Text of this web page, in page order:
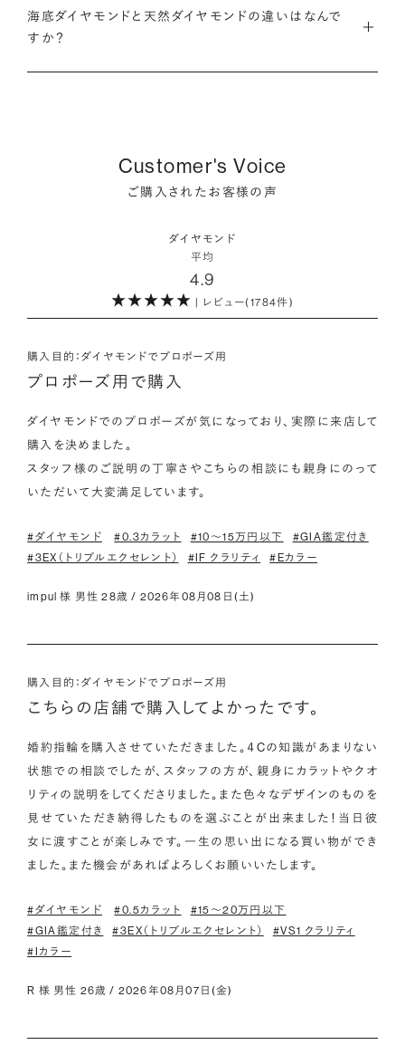
アフターサービスについて
を実現。一石ごとの価格・品質情報もすべて公開しています。
・婚約指輪・婚約ネックレスに留める一石を自分で選べる
も納得するあなただけの一石を探し婚約指輪・婚約ネックレス
をオーダーしていただけます。
婚約指輪用のすべてのダイヤモンドに、国内外の信頼性の高い
鑑定機関が発行した鑑定書が付き、品質が保証されます。
婚約指輪にさらなる華やかさを添える小ぶりなダイヤモンドも、
一般的にブライダルで使われる品質以上のもののみを厳選して
わたしたちのダイヤモンドについて
ことは非常に重要です。鑑定書はブランドや店舗が独自に発行
するものではなく、信頼のおける第三者鑑定機関によって発行
が可能かも確認しておきたいポイントです。
ダイヤモンドの品質に正解はありません。すべてにおいて最高
級の水準を求める方もいらっしゃれば、予算を最大限にいかす
ためにカラットなど特定の品質に重点を置き選びたい方もいら
っしゃいます。ブランドや店舗で扱っているダイヤモンドの品質
いることで、より満足度の高い決断ができるはずです。
ただ売れ筋をおすすめするのではなく、ご自身の希望やニーズ
を踏まえて最適な提案をしてくれる店舗を選べると、心から納得
できるダイヤモンド選びにつながります。
「生み出される環境」と「生成されるまでにかかる時間」です。
どちらも単一元素（炭素）で出来ているため、物理的にも光学的
海底ダイヤモンドと天然ダイヤモンドの違いはなんで
すか？
海底ダイヤモンドは、環境負荷とスタッフの安全に配慮した採
また海底ダイヤモンドには品質鑑定書とは別に、ダイヤモンド
の採取場所が記載された独自の証明書が付属します。
詳しくはこちら
Customer's Voice
ご購入されたお客様の声
ダイヤモンド
平均
4.9
| レビュー(1784件)
購入目的：ダイヤモンドでプロポーズ用
プロポーズ用で購入
ダイヤモンドでのプロポーズが気になっており、実際に来店して
購入を決めました。
スタッフ様のご説明の丁寧さやこちらの相談にも親身にのって
いただいて大変満足しています。
#ダイヤモンド #0.3カラット #10〜15万円以下
#GIA鑑定付き
#3EX（トリプルエクセレント）
#IF クラリティ #Eカラー
impul 様 男性 28歳 / 2026年08月08日(土)
購入目的：ダイヤモンドでプロポーズ用
こちらの店舗で購入してよかったです。
婚約指輪を購入させていただきました。４Cの知識があまりない
状態での相談でしたが、スタッフの方が、親身にカラットやクオ
リティの説明をしてくださりました。また色々なデザインのものを
見せていただき納得したものを選ぶことが出来ました！当日彼
女に渡すことが楽しみです。一生の思い出になる買い物ができ
ました。また機会があればよろしくお願いいたします。
#ダイヤモンド #0.5カラット
#15〜20万円以下
#GIA鑑定付き
#3EX（トリプルエクセレント）
#VS1 クラリティ
#Iカラー
R 様 男性 26歳 / 2026年08月07日(金)